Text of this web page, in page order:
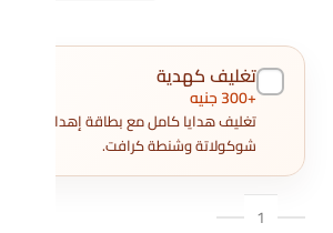
تغليف كهدية
+300 جنيه
شوكولاتة وشنطة كرافت.